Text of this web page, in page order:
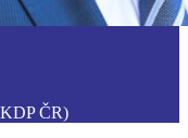
ČR)